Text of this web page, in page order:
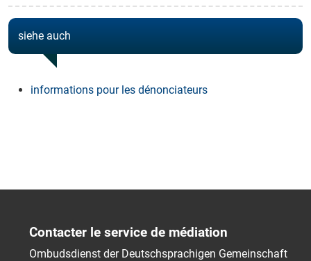
siehe auch
informations pour les dénonciateurs
Contacter le service de médiation
Ombudsdienst der Deutschsprachigen Gemeinschaft